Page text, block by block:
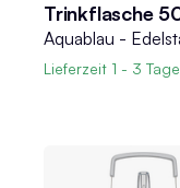
Lieferzeit 1 - 3 Tage